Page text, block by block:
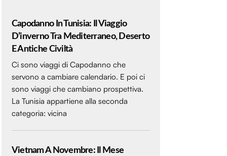
Capodanno In Tunisia: Il Viaggio
D’inverno Tra Mediterraneo, Deserto
E Antiche Civiltà
Ci sono viaggi di Capodanno che
servono a cambiare calendario. E poi ci
sono viaggi che cambiano prospettiva.
La Tunisia appartiene alla seconda
categoria: vicina
Vietnam A Novembre: Il Mese